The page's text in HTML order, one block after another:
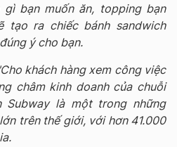
bạn muốn ăn, topping bạn
tạo ra chiếc bánh sandwich
ý cho bạn.
khách hàng xem công việc
châm kinh doanh của chuỗi
Subway là một trong những
trên thế giới, với hơn 41.000